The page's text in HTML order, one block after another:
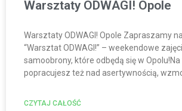
Warsztaty ODWAGI! Opole
Warsztaty ODWAGI! Opole Zapraszamy
“Warsztat ODWAGI!” – weekendowe
samoobrony, które odbędą się w
popracujesz też nad asertywnością,
CZYTAJ CAŁOŚĆ